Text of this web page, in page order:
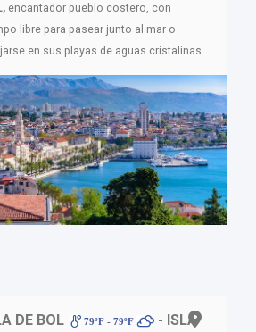
encantador pueblo costero, con
libre para pasear junto al mar o
en sus playas de aguas cristalinas.
DE BOL 79ºF - 79ºF
- ISLA